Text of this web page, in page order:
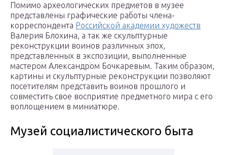
Помимо археологических предметов в музее
представлены графические работы члена-
корреспондента Российской академии художеств
Валерия Блохина, а так же скульптурные
реконструкции воинов различных эпох,
представленных в экспозиции, выполненные
мастером Александром Бочкаревым. Таким образом,
картины и скульптурные реконструкции позволяют
посетителям представить воинов прошлого и
совместить свое восприятие предметного мира с его
воплощением в миниатюре.
Музей социалистического быта